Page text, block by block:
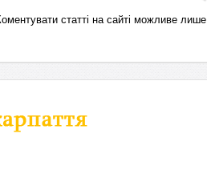
статті на сайті можливе